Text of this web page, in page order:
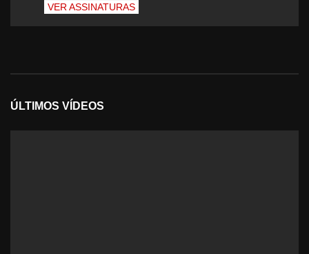
VER ASSINATURAS
ÚLTIMOS VÍDEOS